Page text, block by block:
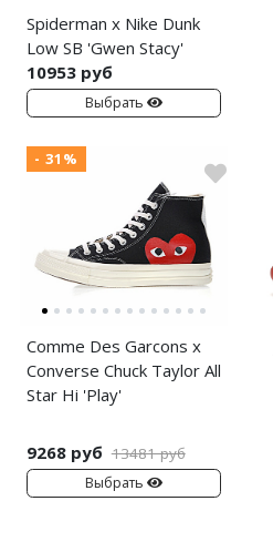
Spiderman x Nike Dunk
Low SB 'Gwen Stacy'
10953 руб
Выбрать
- 31%
Comme Des Garcons x
Converse Chuck Taylor All
Star Hi 'Play'
9268 руб 13481 руб
Выбрать